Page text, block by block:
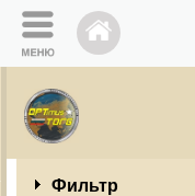
Фильтр